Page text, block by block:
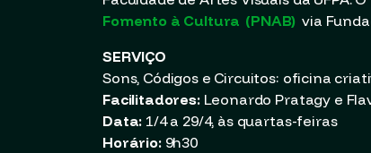
Fomento à Cultura (PNAB) via
SERVIÇO
Sons, Códigos e Circuitos: oficina
Facilitadores:Leonardo Pratagy e
Data: 1/4 a 29/4, às quartas-feiras
Horário:9h30